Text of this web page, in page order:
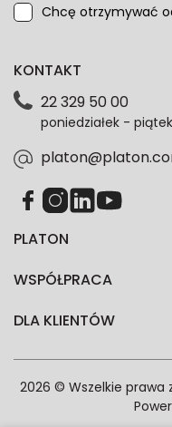
Chcę otrzymywać
przeze mnie
dotyczące danych
każdym czasie.
zgodność z prawem
PLATON
WSPÓŁPRACA
DLA KLIENTÓW
KONTAKT
22 329 50 00
poniedziałek -
2026 © Wszelkie prawa